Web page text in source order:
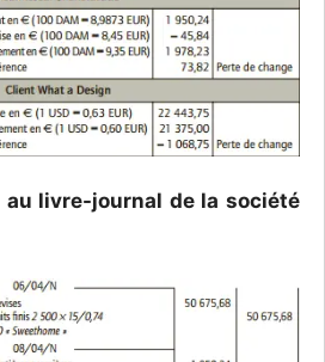
livre-journal de la société